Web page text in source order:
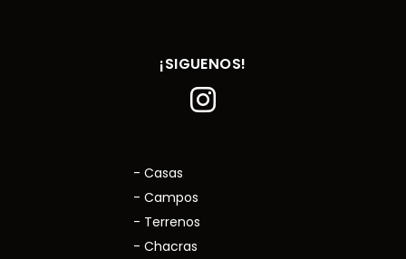
¡SIGUENOS!
- Casas
- Campos
- Terrenos
- Chacras